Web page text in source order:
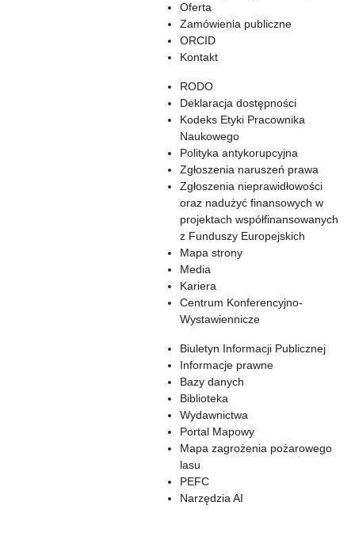
Oferta
Zamówienia publiczne
ORCID
Kontakt
RODO
Deklaracja dostępności
Kodeks Etyki Pracownika
Naukowego
Polityka antykorupcyjna
Zgłoszenia naruszeń prawa
Zgłoszenia nieprawidłowości
oraz nadużyć finansowych w
projektach współfinansowanych
z Funduszy Europejskich
Mapa strony
Media
Kariera
Centrum Konferencyjno-
Wystawiennicze
Biuletyn Informacji Publicznej
Informacje prawne
Bazy danych
Biblioteka
Wydawnictwa
Portal Mapowy
Mapa zagrożenia pożarowego
lasu
PEFC
Narzędzia AI